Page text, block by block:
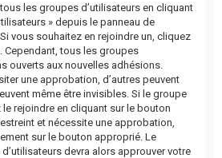
les groupes d’utilisateurs en cliquant
» depuis le panneau de
vous souhaitez en rejoindre un, cliquez
Cependant, tous les groupes
ouverts aux nouvelles adhésions.
une approbation, d’autres peuvent
même être invisibles. Si le groupe
rejoindre en cliquant sur le bouton
et nécessite une approbation,
sur le bouton approprié. Le
devra alors approuver votre